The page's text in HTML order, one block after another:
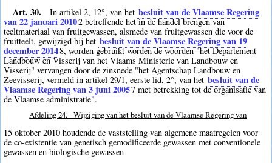
Art. 30. In artikel 2, 12°, van het besluit van de Vlaamse Regering
van 22 januari 20102 betreffende het in de handel brengen van
teeltmateriaal van fruitgewassen, alsmede van fruitgewassen die voor de
fruitteelt, gewijzigd bij het besluit van de Vlaamse Regering van 19
december 20148, worden gebruikt worden de woorden "het Departement
Landbouw en Visserij van het Vlaams Ministerie van Landbouw en
Visserij" vervangen door de zinsnede "het Agentschap Landbouw en
Zeevisserij, vermeld in artikel 29/1, eerste lid, 2°, van het besluit van de
Vlaamse Regering van 3 juni 20057 met betrekking tot de organisatie van
de Vlaamse administratie".
Afdeling 24. - Wijziging van het besluit van de Vlaamse Regering van
15 oktober 2010 houdende de vaststelling van algemene maatregelen voor
de co-existentie van genetisch gemodificeerde gewassen met conventionele
gewassen en biologische gewassen